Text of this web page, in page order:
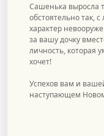
Сашенька выросла
обстоятельно так,
характер
за вашу дочку
личность, которая
хочет!
Успехов вам и
наступающем